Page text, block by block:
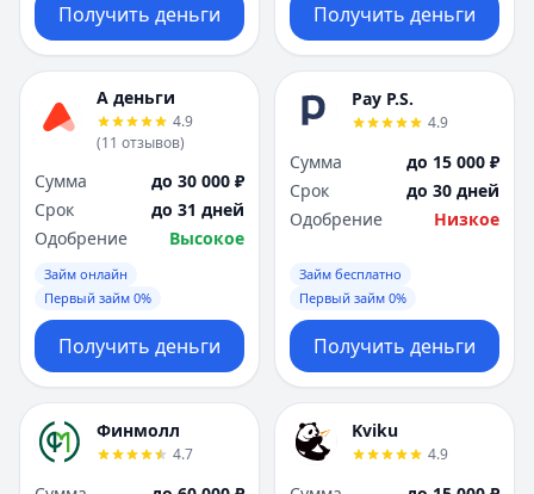
Получить деньги Получить деньги
А деньги
4.9
(11 отзывов)
Сумма
до 30 000 ₽
Срок
до 31 дней
Одобрение
Высокое
Займ онлайн
Первый займ 0%
Получить деньги
Pay P.S.
4.9
Сумма
до 15 000 ₽
Срок
до 30 дней
Одобрение
Низкое
Займ бесплатно
Первый займ 0%
Получить деньги
Финмолл
4.7
Kviku
4.9